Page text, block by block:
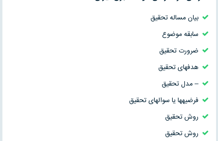
بیان مساله تحقیق
سابقه موضوع
ضرورت تحقیق
هدف­های تحقیق
– مدل تحقیق
فرضیه­ها یا سوال­های تحقیق
روش تحقیق
روش تحقیق